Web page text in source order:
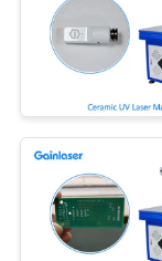
PRIVACY
POLICY